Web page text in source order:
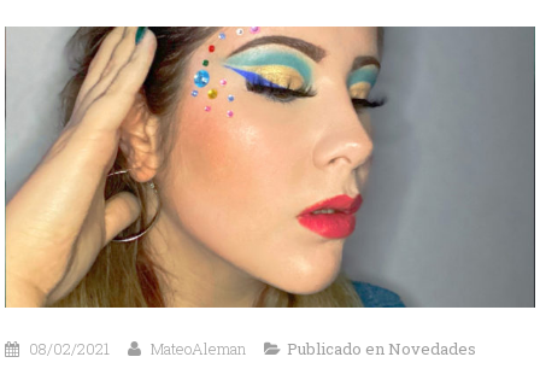
08/02/2021 MateoAleman Publicado en Novedades